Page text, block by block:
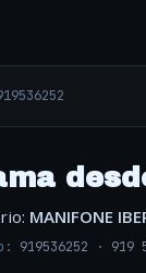
MANIFONE
919536252 · 919